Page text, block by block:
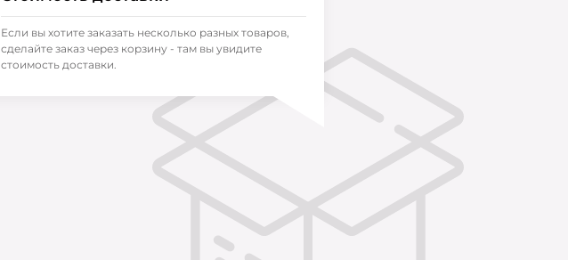
Если вы хотите заказать несколько разных товаров,
сделайте заказ через корзину - там вы увидите
стоимость доставки.